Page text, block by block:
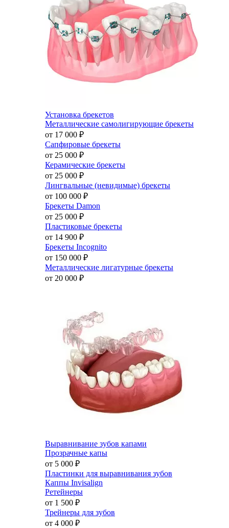
Установка брекетов
Металлические самолигирующие брекеты
от 17 000 ₽
Сапфировые брекеты
от 25 000 ₽
Керамические брекеты
от 25 000 ₽
Лингвальные (невидимые) брекеты
от 100 000 ₽
Брекеты Damon
от 25 000 ₽
Пластиковые брекеты
от 14 900 ₽
Брекеты Incognito
от 150 000 ₽
Металлические лигатурные брекеты
от 20 000 ₽
Выравнивание зубов капами
Прозрачные капы
от 5 000 ₽
Пластинки для выравнивания зубов
Каппы Invisalign
Ретейнеры
от 1 500 ₽
Трейнеры для зубов
от 4 000 ₽